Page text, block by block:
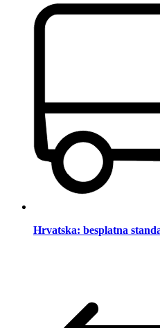
Hrvatska: besplatna